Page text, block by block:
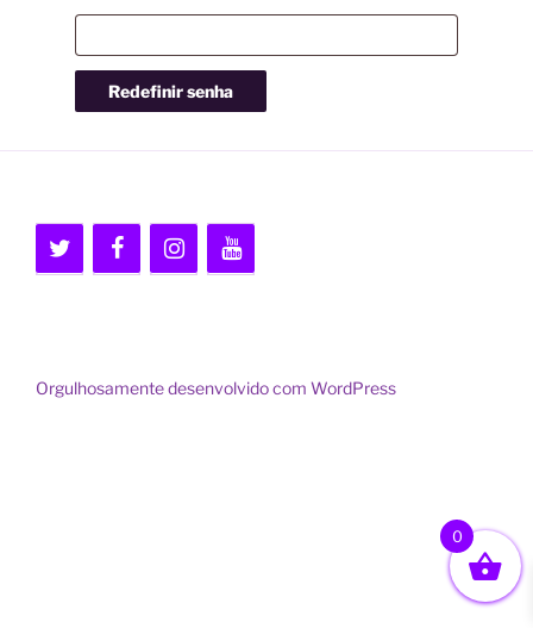
Redefinir senha
Orgulhosamente desenvolvido com WordPress
0